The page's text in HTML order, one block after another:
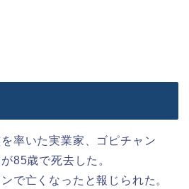
率いた実業家、ゴピチャン
85歳で死去した。
で亡くなったと報じられた。